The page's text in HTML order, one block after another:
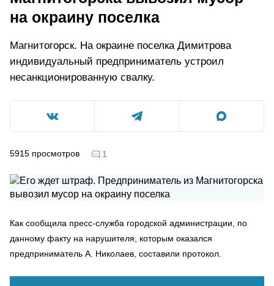
на окраину поселка
Магнитогорск. На окраине поселка Димитрова
индивидуальный предприниматель устроил
несанкционированную свалку.
5915 просмотров 1
Как сообщила пресс-служба городской администрации, по
данному факту на нарушителя, которым оказался
предприниматель А. Николаев, составили протокол.